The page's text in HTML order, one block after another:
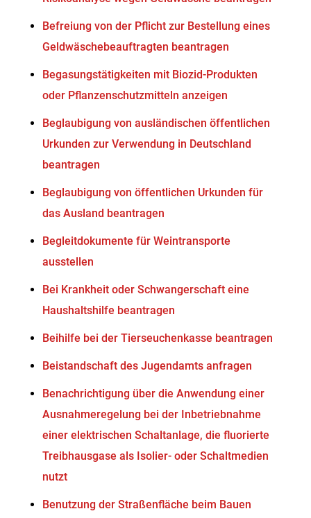
Befreiung von der Pflicht zur Bestellung eines
Geldwäschebeauftragten beantragen
Begasungstätigkeiten mit Biozid-Produkten
oder Pflanzenschutzmitteln anzeigen
Beglaubigung von ausländischen öffentlichen
Urkunden zur Verwendung in Deutschland
beantragen
Beglaubigung von öffentlichen Urkunden für
das Ausland beantragen
Begleitdokumente für Weintransporte
ausstellen
Bei Krankheit oder Schwangerschaft eine
Haushaltshilfe beantragen
Beihilfe bei der Tierseuchenkasse beantragen
Beistandschaft des Jugendamts anfragen
Benachrichtigung über die Anwendung einer
Ausnahmeregelung bei der Inbetriebnahme
einer elektrischen Schaltanlage, die fluorierte
Treibhausgase als Isolier- oder Schaltmedien
nutzt
Benutzung der Straßenfläche beim Bauen